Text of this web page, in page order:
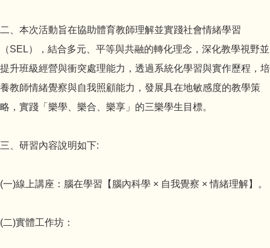
二、本次活動旨在協助體育教師理解並實踐社會情緒學習
（SEL），結合多元、平等與共融的轉化理念，深化教學視野並
提升班級經營與衝突處理能力，透過系統化學習與實作歷程，培
養教師情緒覺察與自我照顧能力，發展具在地敏感度的教學策
略，實踐「樂學、樂合、樂享」的三樂學生目標。
三、研習內容說明如下:
(一)線上講座：腦在學習【腦內科學 × 自我覺察 × 情緒理解】。
(二)實體工作坊：